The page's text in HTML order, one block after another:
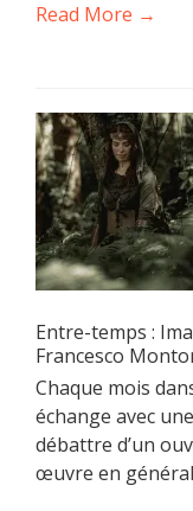
Read More →
Entre-temps :
Francesco
Chaque mois
échange avec
débattre d’un
œuvre en